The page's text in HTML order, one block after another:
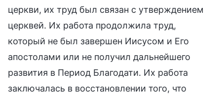
церкви, их труд был связан с утверждением
церквей. Их работа продолжила труд,
который не был завершен Иисусом и Его
апостолами или не получил дальнейшего
развития в Период Благодати. Их работа
заключалась в восстановлении того, что